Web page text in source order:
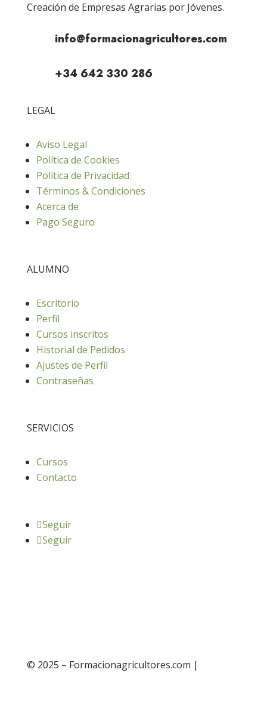
Creación de Empresas Agrarias por Jóvenes.
info@formacionagricultores.com
+34 642 330 286
LEGAL
Aviso Legal
Política de Cookies
Política de Privacidad
Términos & Condiciones
Acerca de
Pago Seguro
ALUMNO
Escritorio
Perfil
Cursos inscritos
Historial de Pedidos
Ajustes de Perfil
Contraseñas
SERVICIOS
Cursos
Contacto
Seguir
Seguir
© 2025 – Formacionagricultores.com |